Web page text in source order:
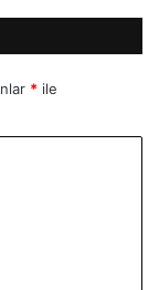
* ile